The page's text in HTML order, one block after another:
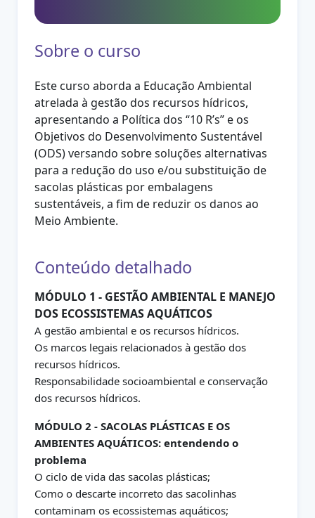
Sobre o curso
Este curso aborda a Educação Ambiental
atrelada à gestão dos recursos hídricos,
apresentando a Política dos “10 R’s” e os
Objetivos do Desenvolvimento Sustentável
(ODS) versando sobre soluções alternativas
para a redução do uso e/ou substituição de
sacolas plásticas por embalagens
sustentáveis, a fim de reduzir os danos ao
Meio Ambiente.
Conteúdo detalhado
MÓDULO 1 - GESTÃO AMBIENTAL E MANEJO
DOS ECOSSISTEMAS AQUÁTICOS
A gestão ambiental e os recursos hídricos.
Os marcos legais relacionados à gestão dos
recursos hídricos.
Responsabilidade socioambiental e conservação
dos recursos hídricos.
MÓDULO 2 - SACOLAS PLÁSTICAS E OS
AMBIENTES AQUÁTICOS: entendendo o
problema
O ciclo de vida das sacolas plásticas;
Como o descarte incorreto das sacolinhas
contaminam os ecossistemas aquáticos;